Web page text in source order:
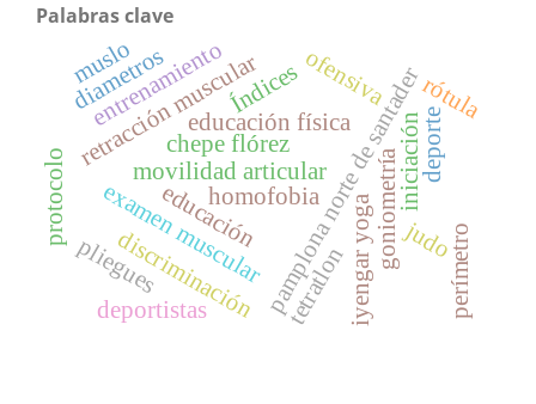
Palabras clave
chepe flórez
educación física
pamplona norte de santader
movilidad articular
examen muscular goniometría
retracción muscular iniciación
entrenamiento
homofobia
deporte
educación
discriminación iyengar yoga judo
pliegues
Índices
diametros
protocolo
ofensiva
tetratlon
rótula
muslo
perímetro
deportistas